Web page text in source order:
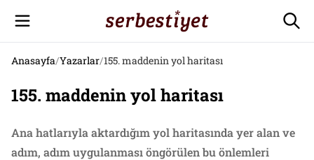
Anasayfa/Yazarlar/155. maddenin yol haritası
155. maddenin yol haritası
Ana hatlarıyla aktardığım yol haritasında yer alan ve
adım, adım uygulanması öngörülen bu önlemleri